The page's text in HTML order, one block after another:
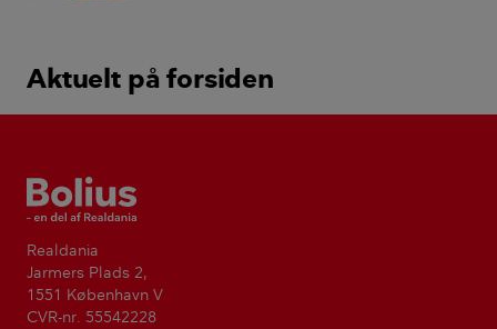
Aktuelt på forsiden
Bolius
Realdania
Jarmers Plads 2,
1551 København V
CVR-nr. 55542228